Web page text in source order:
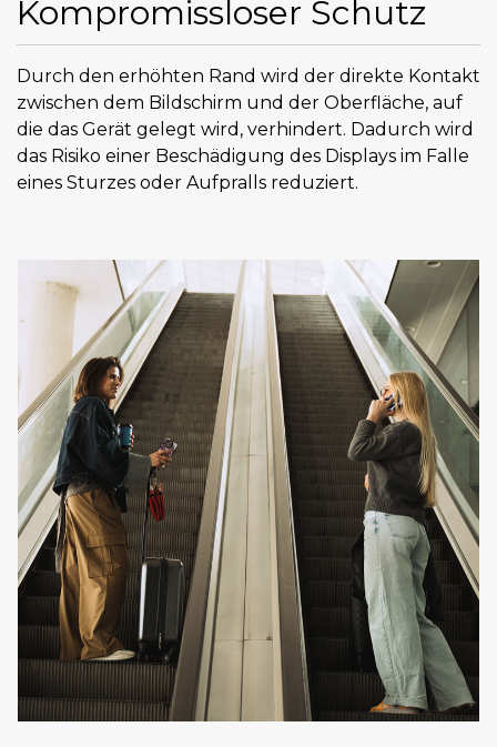
Kompromissloser Schutz
Durch den erhöhten Rand wird der direkte Kontakt
zwischen dem Bildschirm und der Oberfläche, auf
die das Gerät gelegt wird, verhindert. Dadurch wird
das Risiko einer Beschädigung des Displays im Falle
eines Sturzes oder Aufpralls reduziert.